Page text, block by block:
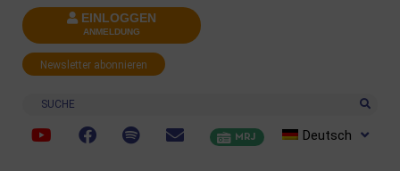
EINLOGGEN
ANMELDUNG
Newsletter abonnieren
Suche
MRJ Deutsch